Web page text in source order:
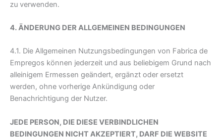
zu verwenden.
4. ÄNDERUNG DER ALLGEMEINEN BEDINGUNGEN
4.1. Die Allgemeinen Nutzungsbedingungen von Fabrica de
Empregos können jederzeit und aus beliebigem Grund nach
alleinigem Ermessen geändert, ergänzt oder ersetzt
werden, ohne vorherige Ankündigung oder
Benachrichtigung der Nutzer.
JEDE PERSON, DIE DIESE VERBINDLICHEN
BEDINGUNGEN NICHT AKZEPTIERT, DARF DIE WEBSITE